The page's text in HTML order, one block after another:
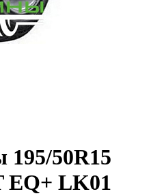
195/50R15
EQ+ LK01